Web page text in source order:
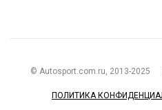
© Autosport.com.ru, 2013-2025
ПОЛИТИКА